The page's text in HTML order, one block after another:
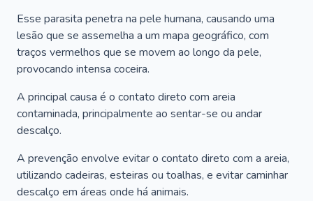
Esse parasita penetra na pele humana, causando uma
lesão que se assemelha a um mapa geográfico, com
traços vermelhos que se movem ao longo da pele,
provocando intensa coceira.
A principal causa é o contato direto com areia
contaminada, principalmente ao sentar-se ou andar
descalço.
A prevenção envolve evitar o contato direto com a areia,
utilizando cadeiras, esteiras ou toalhas, e evitar caminhar
descalço em áreas onde há animais.